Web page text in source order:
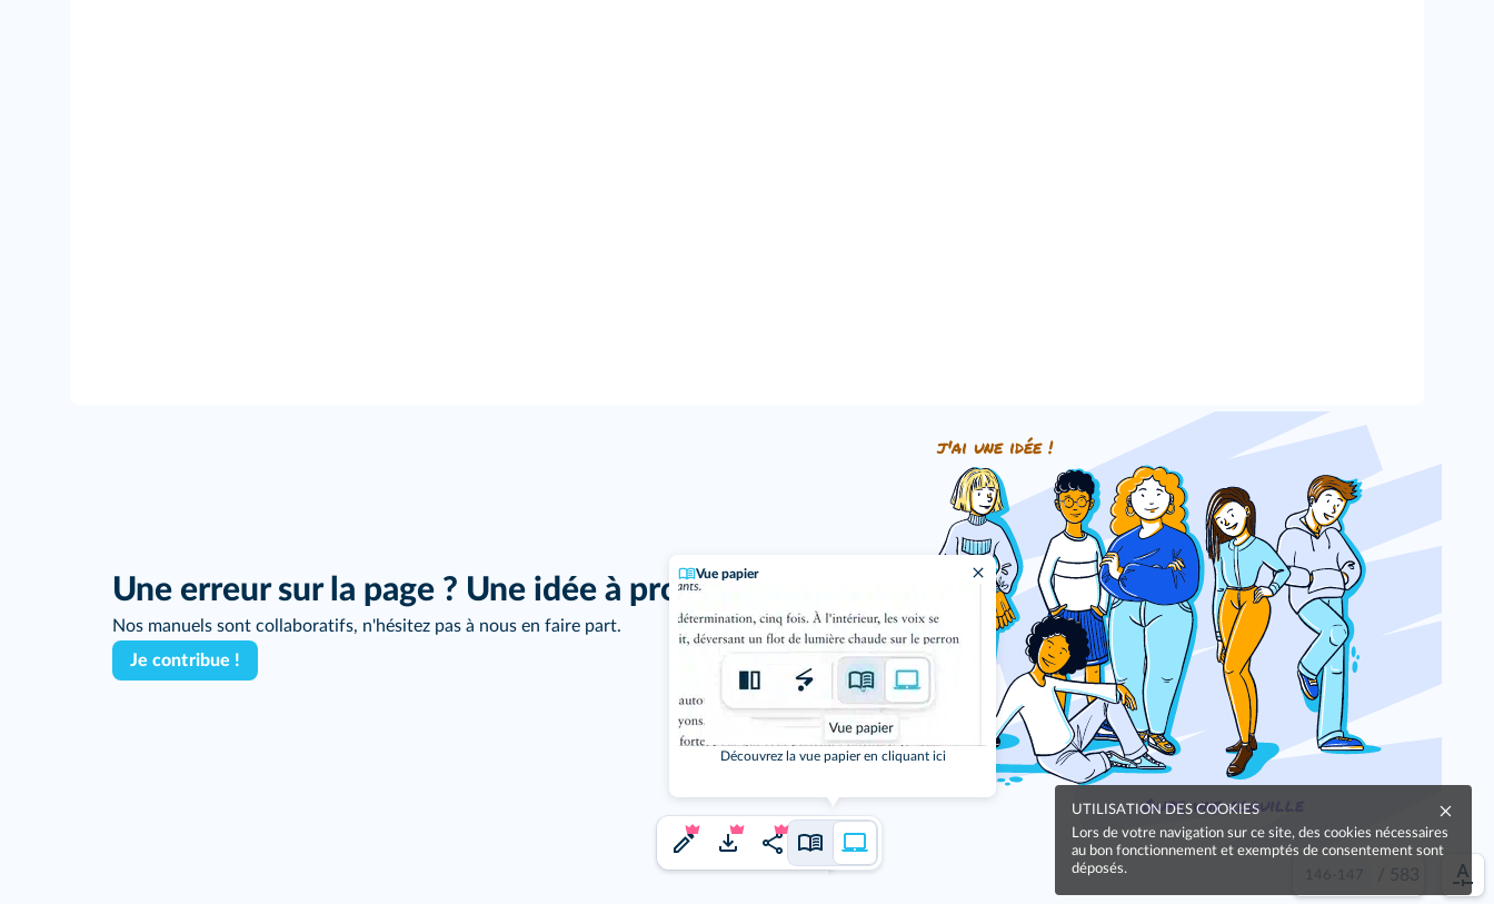
/ 583
Vue papier
Découvrez la vue papier en cliquant ici
Une erreur sur la page ? Une idée à proposer ?
Nos manuels sont collaboratifs, n'hésitez pas à nous en faire part.
Je contribue !
j'ai une idée !
Oups, une coquille
UTILISATION DES COOKIES
Lors de votre navigation sur ce site, des cookies nécessaires
au bon fonctionnement et exemptés de consentement sont
déposés.